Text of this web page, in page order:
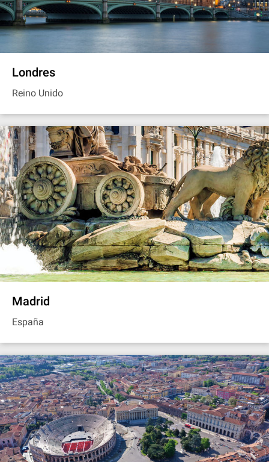
Londres
Reino Unido
Madrid
España